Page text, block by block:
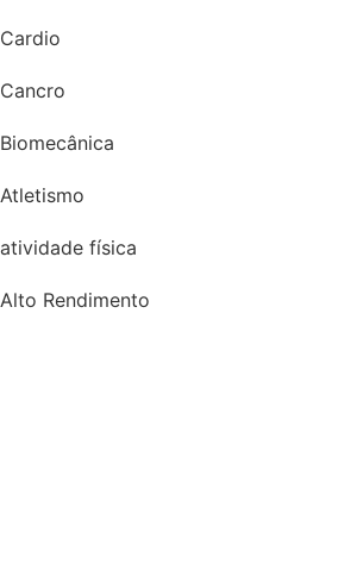
Cardio
Cancro
Biomecânica
Atletismo
atividade física
Alto Rendimento